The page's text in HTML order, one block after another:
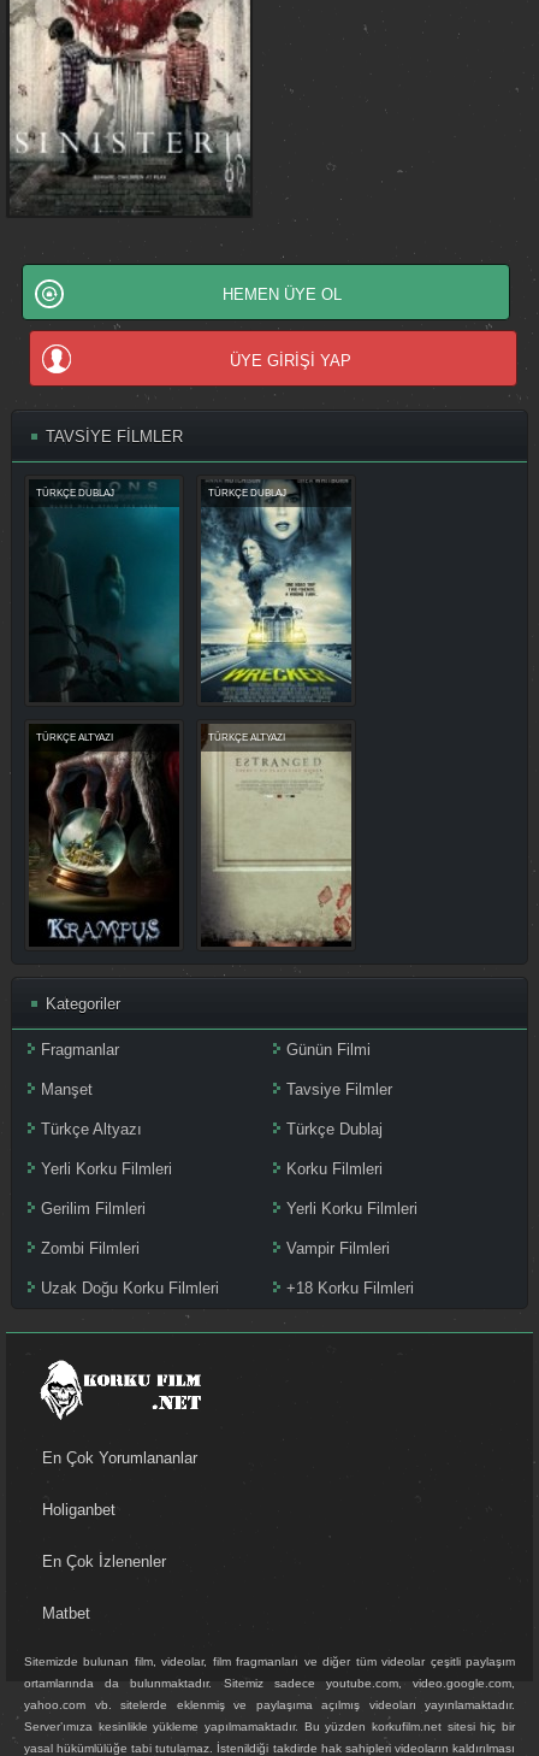
HEMEN ÜYE OL
ÜYE GİRİŞİ YAP
TAVSİYE FİLMLER
TÜRKÇE DUBLAJ TÜRKÇE DUBLAJ
TÜRKÇE ALTYAZI TÜRKÇE ALTYAZI
Kategoriler
Fragmanlar Günün Filmi
Manşet Tavsiye Filmler
Türkçe Altyazı Türkçe Dublaj
Yerli Korku Filmleri Korku Filmleri
Gerilim Filmleri Yerli Korku Filmleri
Zombi Filmleri Vampir Filmleri
Uzak Doğu Korku Filmleri +18 Korku Filmleri
En Çok Yorumlananlar
Holiganbet
En Çok İzlenenler
Matbet
Sitemizde bulunan film, videolar, film fragmanları ve diğer tüm videolar çeşitli paylaşım
ortamlarında da bulunmaktadır. Sitemiz sadece youtube.com, video.google.com,
yahoo.com vb. sitelerde eklenmiş ve paylaşıma açılmış videoları yayınlamaktadır.
Server’ımıza kesinlikle yükleme yapılmamaktadır. Bu yüzden korkufilm.net sitesi hiç bir
yasal hükümlülüğe tabi tutulamaz. İstenildiği takdirde hak sahipleri videoların kaldırılması